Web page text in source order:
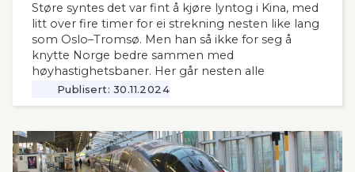
Støre syntes det var fint å kjøre lyntog i Kina, med
litt over fire timer for ei strekning nesten like lang
som Oslo–Tromsø. Men han så ikke for seg å
knytte Norge bedre sammen med
høyhastighetsbaner. Her går nesten alle
jernbanemidlene til det sentrale Østlandet.
Markedet, mulighetene og behovene for raske,
vanskelig for å se. Slik innleder lederne og
sekretær i Lyntogforum Vestlandsbanen
kronikken sin i Stavanger Aftenblad 26.11.2024.
Publisert: 30.11.2024